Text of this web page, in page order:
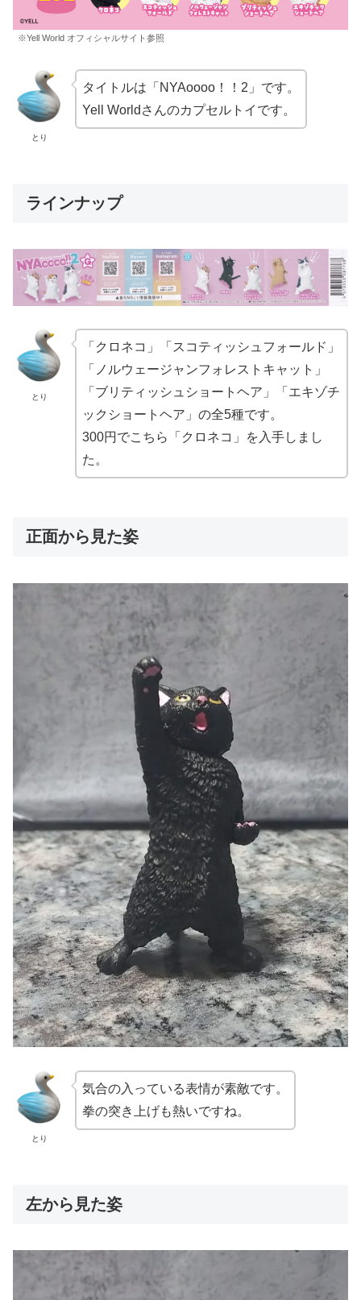
※Yell World オフィシャルサイト参照
とり
タイトルは「NYAoooo！！2」です。
Yell Worldさんのカプセルトイです。
ラインナップ
とり
「クロネコ」「スコティッシュフォールド」
「ノルウェージャンフォレストキャット」
「ブリティッシュショートヘア」「エキゾチ
ックショートヘア」の全5種です。
300円でこちら「クロネコ」を入手しまし
た。
正面から見た姿
とり
気合の入っている表情が素敵です。
拳の突き上げも熱いですね。
左から見た姿